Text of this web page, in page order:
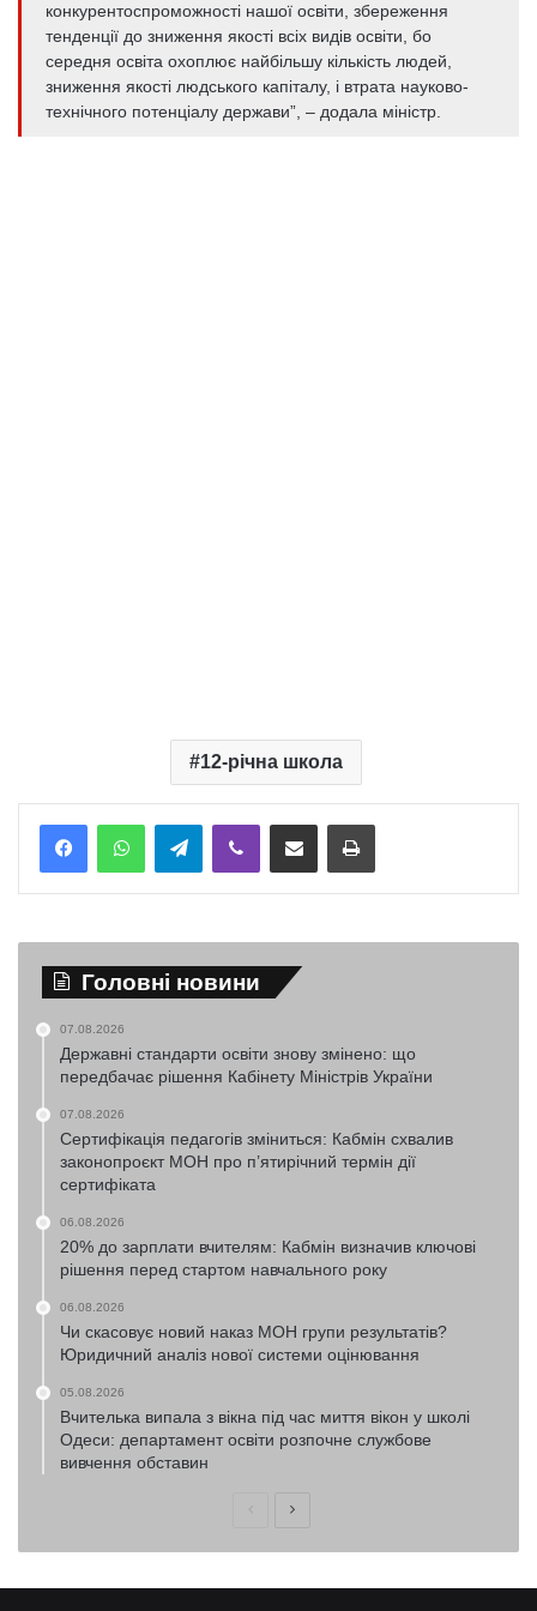
конкурентоспроможності нашої освіти, збереження
тенденції до зниження якості всіх видів освіти, бо
середня освіта охоплює найбільшу кількість людей,
зниження якості людського капіталу, і втрата науково-
технічного потенціалу держави”, – додала міністр.
12-річна школа
TelegramViber Надіслати електронною поштоюНадрукувати
Головні новини
07.08.2026
Державні стандарти освіти знову змінено: що
передбачає рішення Кабінету Міністрів України
07.08.2026
Сертифікація педагогів зміниться: Кабмін схвалив
законопроєкт МОН про п’ятирічний термін дії
сертифіката
06.08.2026
20% до зарплати вчителям: Кабмін визначив ключові
рішення перед стартом навчального року
06.08.2026
Чи скасовує новий наказ МОН групи результатів?
Юридичний аналіз нової системи оцінювання
05.08.2026
Вчителька випала з вікна під час миття вікон у школі
Одеси: департамент освіти розпочне службове
вивчення обставин
ПопередняНаступна